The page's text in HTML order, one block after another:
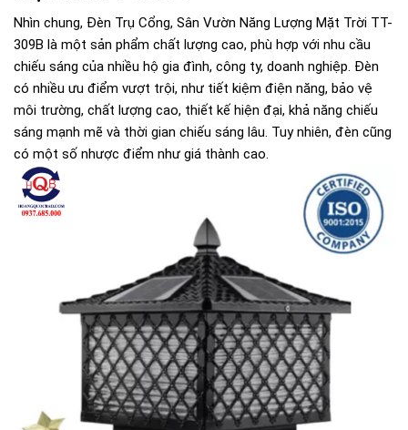
Nhìn chung, Đèn Trụ Cổng, Sân Vườn Năng Lượng Mặt Trời TT-
309B là một sản phẩm chất lượng cao, phù hợp với nhu cầu
chiếu sáng của nhiều hộ gia đình, công ty, doanh nghiệp. Đèn
có nhiều ưu điểm vượt trội, như tiết kiệm điện năng, bảo vệ
môi trường, chất lượng cao, thiết kế hiện đại, khả năng chiếu
sáng mạnh mẽ và thời gian chiếu sáng lâu. Tuy nhiên, đèn cũng
có một số nhược điểm như giá thành cao.